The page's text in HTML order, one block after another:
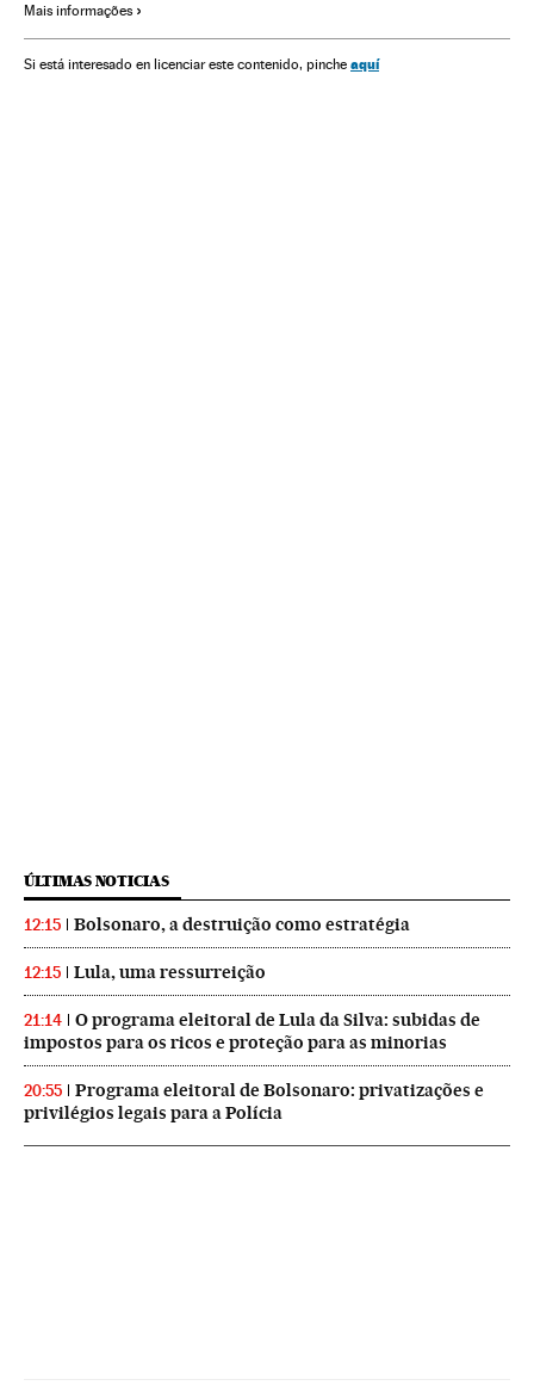
Administração pública
Carles Puigdemont Angela Merkel
Mais informações
Si está interesado en licenciar este contenido, pinche aquí
ÚLTIMAS NOTICIAS
12:15 Bolsonaro, a destruição como estratégia
12:15 Lula, uma ressurreição
21:14
O programa eleitoral de Lula da Silva: subidas de
impostos para os ricos e proteção para as minorias
20:55
Programa eleitoral de Bolsonaro: privatizações e
privilégios legais para a Polícia